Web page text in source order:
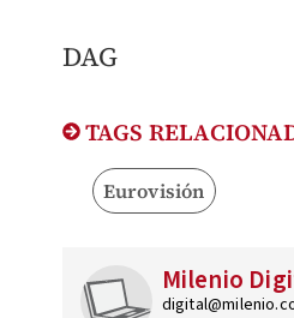
DAG
TAGS
Eurovisión
Milenio